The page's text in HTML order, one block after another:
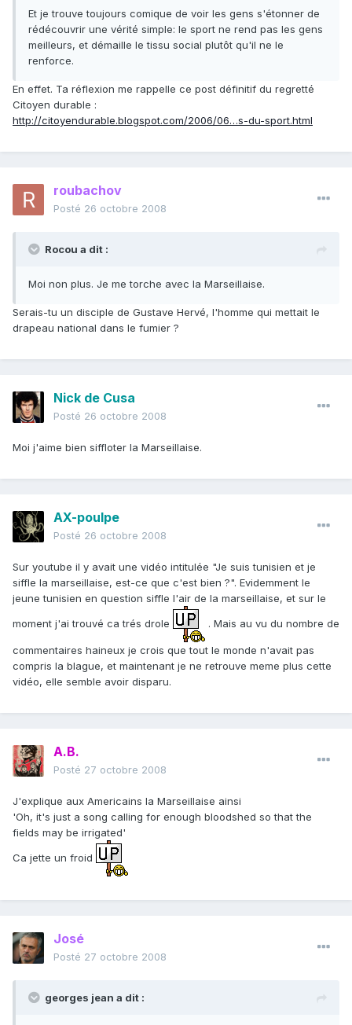
Et je trouve toujours comique de voir les gens s'étonner de
rédécouvrir une vérité simple: le sport ne rend pas les gens
meilleurs, et démaille le tissu social plutôt qu'il ne le
renforce.
En effet. Ta réflexion me rappelle ce post définitif du regretté
Citoyen durable :
http://citoyendurable.blogspot.com/2006/06…s-du-sport.html
roubachov
Posté 26 octobre 2008
Rocou a dit :
Moi non plus. Je me torche avec la Marseillaise.
Serais-tu un disciple de Gustave Hervé, l'homme qui mettait le
drapeau national dans le fumier ?
Nick de Cusa
Posté 26 octobre 2008
Moi j'aime bien siffloter la Marseillaise.
AX-poulpe
Posté 26 octobre 2008
Sur youtube il y avait une vidéo intitulée "Je suis tunisien et je
siffle la marseillaise, est-ce que c'est bien ?". Evidemment le
jeune tunisien en question siffle l'air de la marseillaise, et sur le
moment j'ai trouvé ca trés drole
. Mais au vu du nombre de
commentaires haineux je crois que tout le monde n'avait pas
compris la blague, et maintenant je ne retrouve meme plus cette
vidéo, elle semble avoir disparu.
A.B.
Posté 27 octobre 2008
J'explique aux Americains la Marseillaise ainsi
'Oh, it's just a song calling for enough bloodshed so that the
fields may be irrigated'
Ca jette un froid
José
Posté 27 octobre 2008
georges jean a dit :